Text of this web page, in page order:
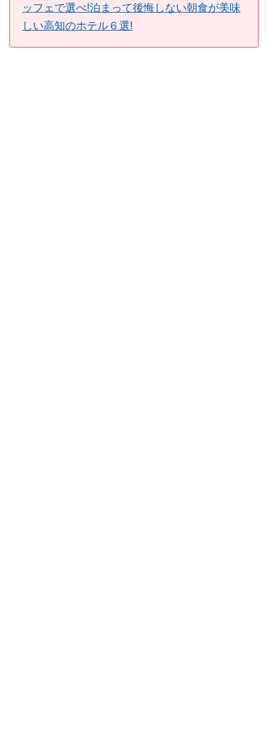
ッフェで選べ!泊まって後悔しない朝食が美味
しい高知のホテル６選!